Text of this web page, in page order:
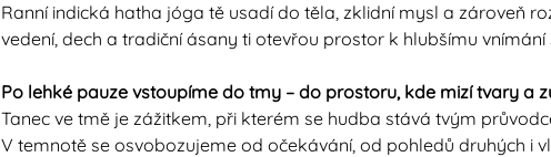
Ranní indická hatha jóga tě usadí do těla, zklidní mysl a zároveň
vedení, dech a tradiční ásany ti otevřou prostor k hlubšímu vnímání
Po lehké pauze vstoupíme do tmy – do prostoru, kde mizí tvary a
Tanec ve tmě je zážitkem, při kterém se hudba stává tvým
V temnotě se osvobozujeme od očekávání, od pohledů druhých i